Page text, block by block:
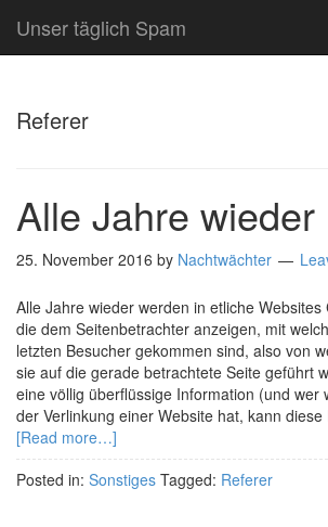
Unser täglich Spam
Referer
Alle Jahre wieder
25. November 2016 by Nachtwächter
Alle Jahre wieder werden in etliche
die dem Seitenbetrachter anzeigen, mit
letzten Besucher gekommen sind, also von
sie auf die gerade betrachtete Seite geführt
eine völlig überflüssige Information (und wer
der Verlinkung einer Website hat, kann
[Read more…]
Posted in: Sonstiges Tagged: Referer